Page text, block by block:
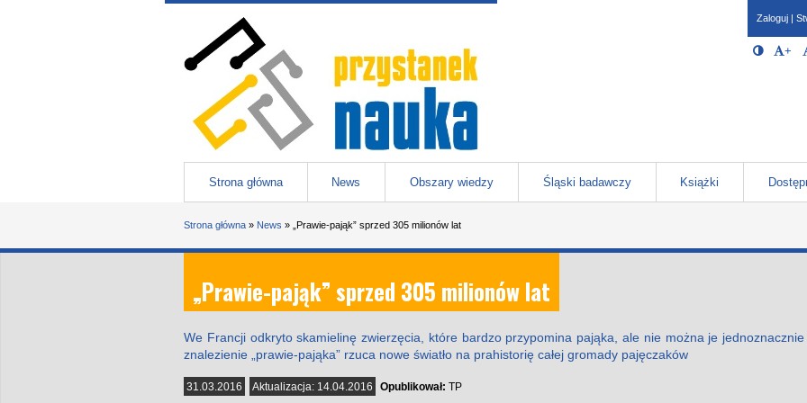
Przejdź do treści
Menu główne
Strona główna News Obszary wiedzy Śląski badawczy Książki
Zaloguj |
Opcje
Włącz/
+
Strona główna » News » „Prawie-pająk” sprzed 305 milionów lat
„Prawie-pająk” sprzed 305 milionów lat
We Francji odkryto skamielinę zwierzęcia, które bardzo przypomina pająka, ale nie można je
znalezienie „prawie-pająka” rzuca nowe światło na prahistorię całej gromady pajęczaków
31.03.2016 Aktualizacja: 14.04.2016 Opublikował: TP